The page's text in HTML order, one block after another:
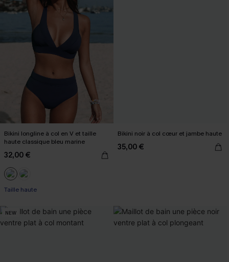
Bikini longline à col en V et taille
haute classique bleu marine
32,00 €
Taille haute
Bikini noir à col cœur et jambe haute
35,00 €
NEW